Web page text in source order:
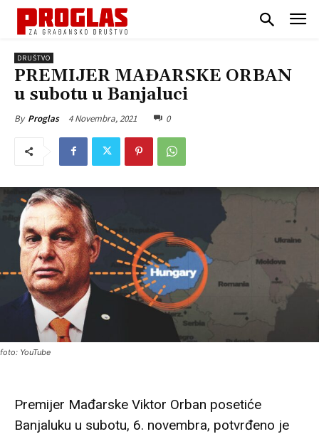
DRUŠTVO
PREMIJER MAĐARSKE ORBAN
u subotu u Banjaluci
By Proglas 4 Novembra, 2021 0
foto: YouTube
Premijer Mađarske Viktor Orban posetiće
Banjaluku u subotu, 6. novembra, potvrđeno je